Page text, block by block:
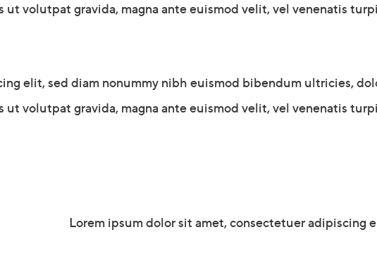
volutpat gravida, magna ante euismod velit, vel venenatis
elit, sed diam nonummy nibh euismod bibendum ultricies,
volutpat gravida, magna ante euismod velit, vel venenatis
Lorem ipsum dolor sit amet, consectetuer adipiscing